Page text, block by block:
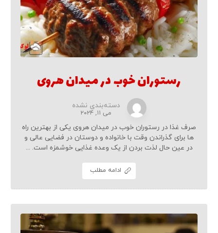
رستوران خوب در میدان هروی
دسته‌بندی نشده
می ۱۱, ۲۰۲۴
صرف غذا در رستوران خوب در میدان هروی یکی از بهترین راه
ها برای گذراندن وقت با خانواده و دوستان در فضایی عالی و
در عین حال لذت بردن از یک وعده غذایی خوشمزه است. ...
ادامه مطلب